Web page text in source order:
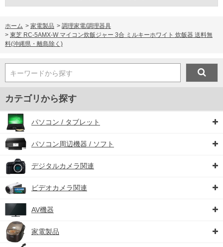
ホーム > 家電製品 > 調理家電/調理器具
> 東芝 RC-5AMX-W マイコン炊飯ジャー 3合 ミルキーホワイト 炊飯器 送料無
料(沖縄県・離島除く)
キーワードから探す
カテゴリから探す
パソコン / タブレット
パソコン周辺機器 / ソフト
デジタルカメラ関連
ビデオカメラ関連
AV機器
家電製品